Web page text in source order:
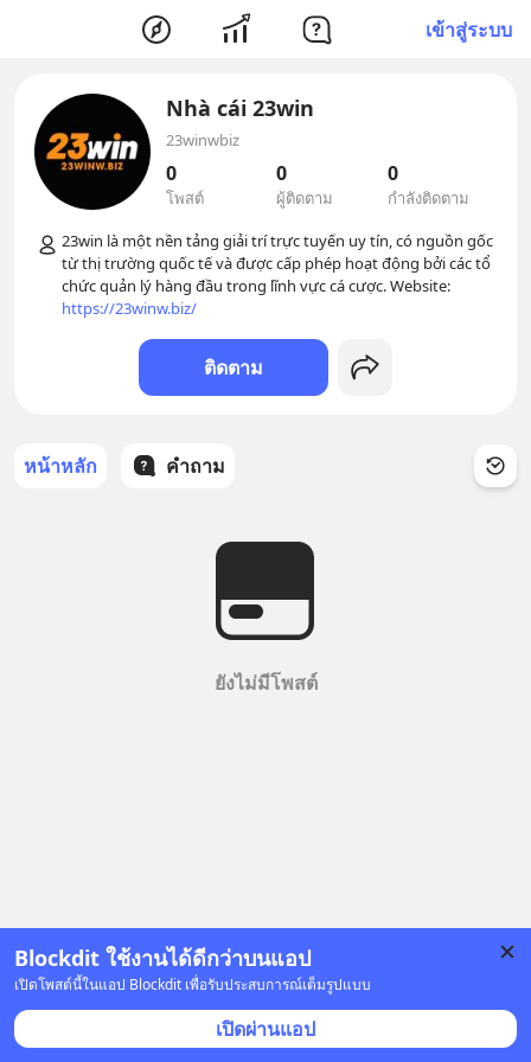
เข้าสู่ระบบ
Blockdit ใช้งานได้ดีกว่าบนแอป
เปิดโพสต์นี้ในแอป Blockdit เพื่อรับประสบการณ์เต็มรูปแบบ
เปิดผ่านแอป
Nhà cái 23win
23winwbiz
0
โพสต์
0
ผู้ติดตาม
0
กำลังติดตาม
23win là một nền tảng giải trí trực tuyến uy tín, có nguồn gốc
từ thị trường quốc tế và được cấp phép hoạt động bởi các tổ
https://23winw.biz/
ติดตาม
หน้าหลัก คำถาม
ยังไม่มีโพสต์